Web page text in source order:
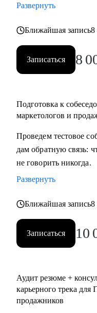
карьеры, если текущая
• Как перейти в
Кому могу помочь:
Развернуть
Ближайшая запись8
Записаться 8
Подготовка к собеседованию для IT-
маркетологов и
Проведем тестовое
дам обратную связь:
не говорить никогда.
Развернуть
Ближайшая запись8
Записаться 10
Аудит резюме +
карьерного трека для
продажников